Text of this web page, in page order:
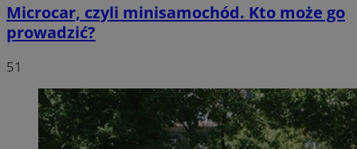
Microcar, czyli minisamochód. Kto może go
prowadzić?
51